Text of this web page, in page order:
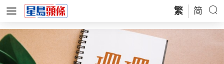
繁 简